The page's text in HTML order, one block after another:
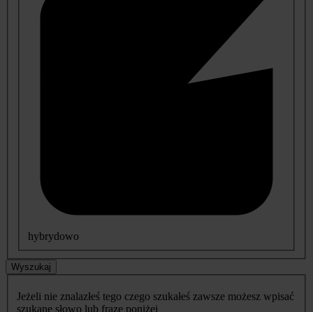
hybrydowo
Wyszukaj
Jeżeli nie znalazłeś tego czego szukałeś zawsze możesz wpisać
szukane słowo lub frazę poniżej